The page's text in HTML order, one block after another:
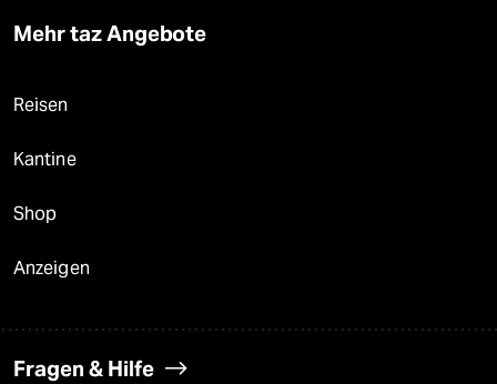
Mehr taz Angebote
Reisen
Kantine
Shop
Anzeigen
Fragen & Hilfe